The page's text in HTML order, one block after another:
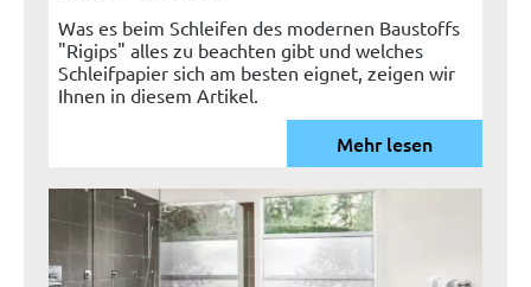
Was es beim Schleifen des modernen Baustoffs
"Rigips" alles zu beachten gibt und welches
Schleifpapier sich am besten eignet, zeigen wir
Ihnen in diesem Artikel.
Mehr lesen